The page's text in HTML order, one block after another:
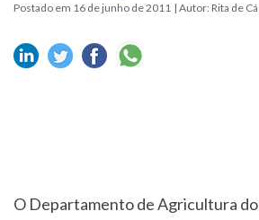
Postado em 16 de junho de 2011 | Autor: Rita de
O Departamento de Agricultura